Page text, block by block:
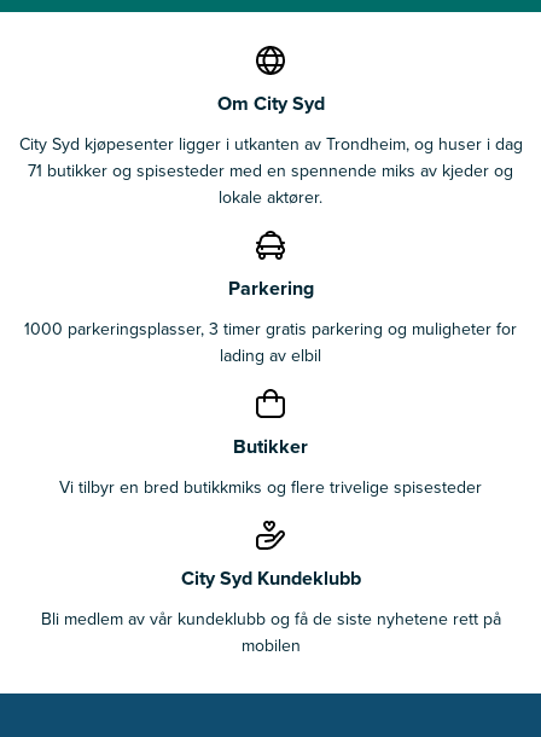
Om City Syd
City Syd kjøpesenter ligger i utkanten av Trondheim, og huser i dag
71 butikker og spisesteder med en spennende miks av kjeder og
lokale aktører.
Parkering
1000 parkeringsplasser, 3 timer gratis parkering og muligheter for
lading av elbil
Butikker
Vi tilbyr en bred butikkmiks og flere trivelige spisesteder
City Syd Kundeklubb
Bli medlem av vår kundeklubb og få de siste nyhetene rett på
mobilen